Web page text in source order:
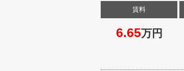
賃料
6.65万円